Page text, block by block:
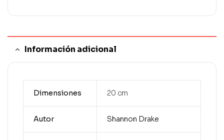
Información adicional
Dimensiones 20 cm
Autor Shannon Drake